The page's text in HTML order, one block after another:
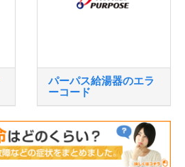
パーパス給湯器のエラ
ーコード